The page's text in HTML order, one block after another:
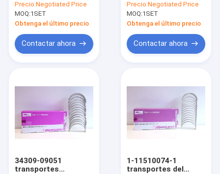
KOMATSU 6D102
6D107
Precio:Negotiated Price
MOQ:1SET
Obtenga el último precio
Contactar ahora
motor diesel para
Japón KOMATSU
6D95
Precio:Negotiated Price
MOQ:1SET
Obtenga el último precio
Contactar ahora
34309-09051
transportes
1-11510074-1
transportes del